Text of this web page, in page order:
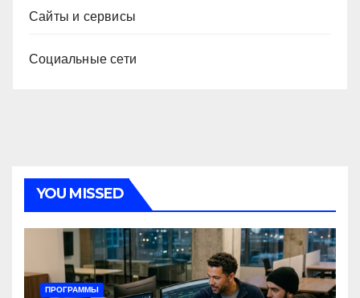
Сайты и сервисы
Социальные сети
YOU MISSED
ПРОГРАММЫ